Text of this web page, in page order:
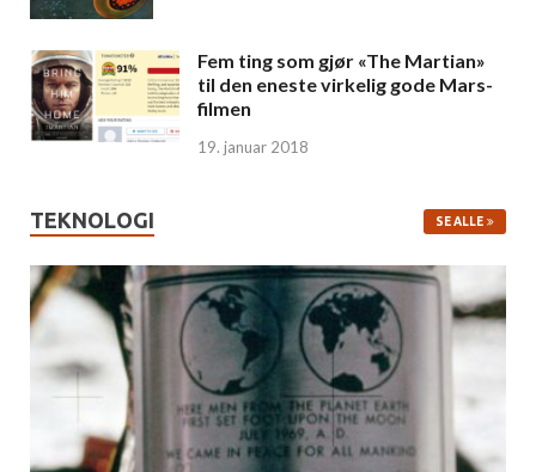
Fem ting som gjør «The Martian»
til den eneste virkelig gode Mars-
filmen
19. januar 2018
TEKNOLOGI SE ALLE